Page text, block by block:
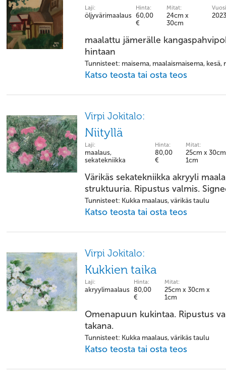
Laji:
öljyvärimaalaus
Hinta:
60,00
€
Mitat:
24cm x
30cm
2023
maalattu jämerälle
hintaan
Tunnisteet: maisema, maalaismaisema,
Katso teosta tai osta teos
Virpi Jokitalo:
Niityllä
Laji:
maalaus,
sekatekniikka
Hinta:
80,00
€
Mitat:
25cm x
1cm
Värikäs sekatekniikka akryyli
struktuuria. Ripustus valmis.
Tunnisteet: Kukka maalaus, värikäs taulu
Katso teosta tai osta teos
Virpi Jokitalo:
Kukkien taika
Laji:
akryylimaalaus
Hinta:
80,00
€
Mitat:
25cm x 30cm x
1cm
Omenapuun kukintaa. Ripustus
takana.
Tunnisteet: Kukka maalaus, värikäs taulu
Katso teosta tai osta teos